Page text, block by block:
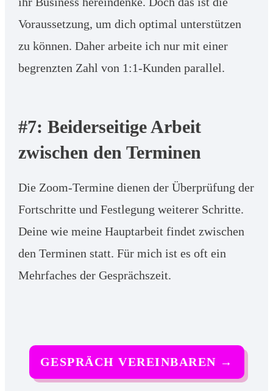
Voraussetzung, um dich optimal unterstützen
zu können. Daher arbeite ich nur mit einer
begrenzten Zahl von 1:1-Kunden parallel.
#7: Beiderseitige Arbeit
zwischen den Terminen
Die Zoom-Termine dienen der Überprüfung der
Fortschritte und Festlegung weiterer Schritte.
Deine wie meine Hauptarbeit findet zwischen
den Terminen statt. Für mich ist es oft ein
Mehrfaches der Gesprächszeit.
GESPRÄCH VEREINBAREN →